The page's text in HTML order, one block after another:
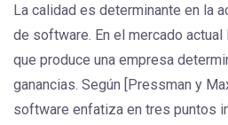
La calidad es determinante en la
de software. En el mercado
que produce una empresa
ganancias. Según [Pressman y
software enfatiza en tres puntos